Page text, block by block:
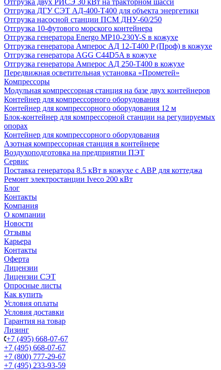
Отгрузка двух РИСЭ 30 кВт на тракторном шасси
Отгрузка ДГУ СЭТ АД-400-Т400 для объекта энергетики
Отгрузка насосной станции ПСМ ДНУ-60/250
Отгрузка 10-футового морского контейнера
Отгрузка генератора Energo MP10-230Y-S в кожухе
Отгрузка генератора Амперос АД 12-Т400 P (Проф) в кожухе
Отгрузка генератора AGG C44D5A в кожухе
Отгрузка генератора Амперос АД 250-Т400 в кожухе
Передвижная осветительная установка «Прометей»
Компрессоры
Модульная компрессорная станция на базе двух контейнеров
Контейнер для компрессорного оборудования
Контейнер для компрессорного оборудования 12 м
Блок-контейнер для компрессорной станции на регулируемых
опорах
Контейнер для компрессорного оборудования
Азотная компрессорная станция в контейнере
Воздухоподготовка на предприятии ПЭТ
Сервис
Поставка генератора 8.5 кВт в кожухе с АВР для коттеджа
Ремонт электростанции Iveco 200 кВт
Блог
Контакты
Компания
О компании
Новости
Отзывы
Карьера
Контакты
Оферта
Лицензии
Лицензии СЭТ
Опросные листы
Как купить
Условия оплаты
Условия доставки
Гарантия на товар
Лизинг
+7 (495) 668-07-67
+7 (495) 668-07-67
+7 (800) 777-29-67
+7 (495) 233-93-59